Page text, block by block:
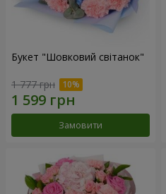
Букет "Шовковий світанок"
1 777 грн
Замовити